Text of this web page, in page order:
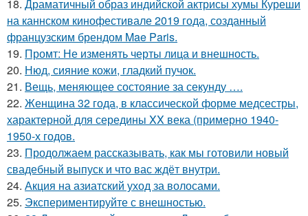
18. Драматичный образ индийской актрисы хумы Куреши
на каннском кинофестивале 2019 года, созданный
французским брендом Mae Paris.
19. Промт: Не изменять черты лица и внешность.
20. Нюд, сияние кожи, гладкий пучок.
21. Вещь, меняющее состояние за секунду ….
22. Женщина 32 года, в классической форме медсестры,
характерной для середины XX века (примерно 1940-
1950-х годов.
23. Продолжаем рассказывать, как мы готовили новый
свадебный выпуск и что вас ждёт внутри.
24. Акция на азиатский уход за волосами.
25. Экспериментируйте с внешностью.